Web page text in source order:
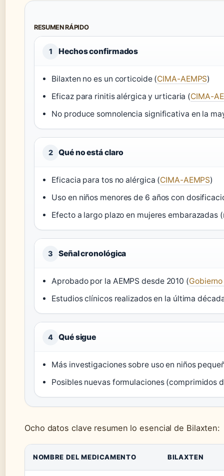
RESUMEN RÁPIDO
1 Hechos confirmados
Bilaxten no es un corticoide (CIMA-AEMPS)
Eficaz para rinitis alérgica y urticaria (CIMA-
No produce somnolencia significativa en la
2 Qué no está claro
Eficacia para tos no alérgica (CIMA-AEMPS)
Uso en niños menores de 6 años con
Efecto a largo plazo en mujeres embarazadas
3 Señal cronológica
Aprobado por la AEMPS desde 2010 (
Estudios clínicos realizados en la última
4 Qué sigue
Más investigaciones sobre uso en niños
Posibles nuevas formulaciones (comprimidos
Ocho datos clave resumen lo esencial de Bilaxten:
NOMBRE DEL MEDICAMENTO BILAXTEN